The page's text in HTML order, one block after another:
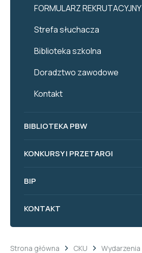
FORMULARZ REKRUTACYJNY
Strefa słuchacza
Biblioteka szkolna
Doradztwo zawodowe
Kontakt
BIBLIOTEKA PBW
KONKURSY I PRZETARGI
BIP
KONTAKT
Strona główna CKU Wydarzenia